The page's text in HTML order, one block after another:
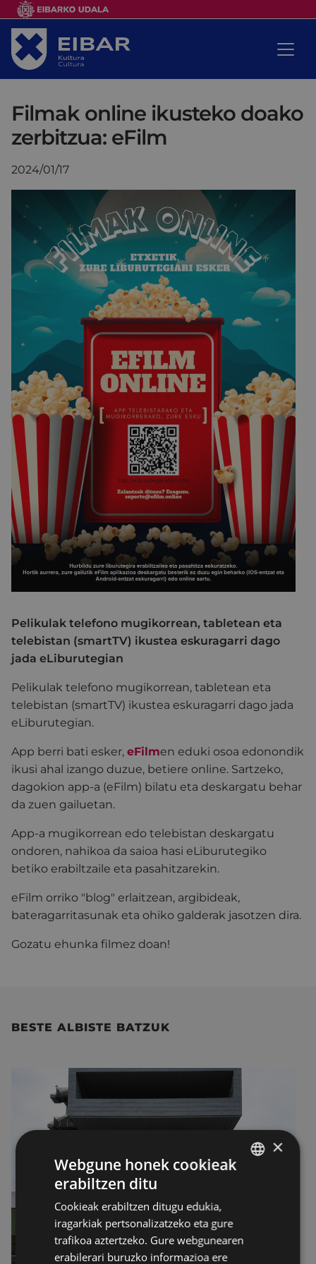
Filmak online ikusteko doako
zerbitzua: eFilm
2024/01/17
Pelikulak telefono mugikorrean, tabletean eta
telebistan (smartTV) ikustea eskuragarri dago
jada eLiburutegian
Pelikulak telefono mugikorrean, tabletean eta
telebistan (smartTV) ikustea eskuragarri dago jada
eLiburutegian.
App berri bati esker, eFilmen eduki osoa edonondik
ikusi ahal izango duzue, betiere online. Sartzeko,
dagokion app-a (eFilm) bilatu eta deskargatu behar
da zuen gailuetan.
App-a mugikorrean edo telebistan deskargatu
ondoren, nahikoa da saioa hasi eLiburutegiko
betiko erabiltzaile eta pasahitzarekin.
eFilm orriko "blog" erlaitzean, argibideak,
bateragarritasunak eta ohiko galderak jasotzen dira.
Gozatu ehunka filmez doan!
BESTE ALBISTE BATZUK
×
Webgune honek cookieak
erabiltzen ditu
Cookieak erabiltzen ditugu edukia,
iragarkiak pertsonalizatzeko eta gure
trafikoa aztertzeko. Gure webgunearen
erabilerari buruzko informazioa ere